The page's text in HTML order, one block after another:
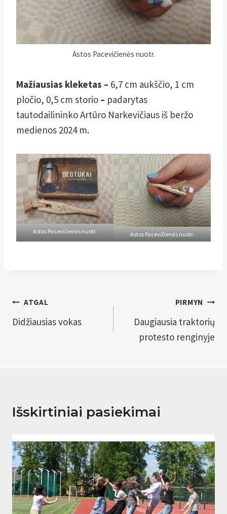
Astos Pacevičienės nuotr.
Mažiausias kleketas – 6,7 cm aukščio, 1 cm
pločio, 0,5 cm storio – padarytas
tautodailininko Artūro Narkevičiaus iš beržo
medienos 2024 m.
Astos Pacevičienės nuotr. Astos Pacevičienės nuotr.
Navigacija
tarp
ATGAL
Didžiausias vokas
PIRMYN
Daugiausia traktorių
protesto renginyje
Išskirtiniai pasiekimai